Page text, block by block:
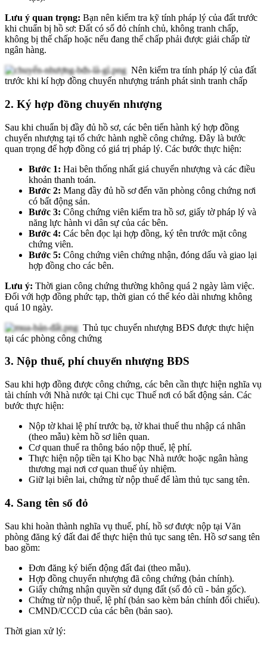
Lưu ý quan trọng: Bạn nên kiểm tra kỹ tính pháp lý của đất trước
khi chuẩn bị hồ sơ: Đất có sổ đỏ chính chủ, không tranh chấp,
không bị thế chấp hoặc nếu đang thế chấp phải được giải chấp từ
ngân hàng.
Nên kiểm tra tính pháp lý của đất
trước khi kí hợp đồng chuyển nhượng tránh phát sinh tranh chấp
2. Ký hợp đồng chuyển nhượng
Sau khi chuẩn bị đầy đủ hồ sơ, các bên tiến hành ký hợp đồng
chuyển nhượng tại tổ chức hành nghề công chứng. Đây là bước
quan trọng để hợp đồng có giá trị pháp lý. Các bước thực hiện:
Bước 1: Hai bên thống nhất giá chuyển nhượng và các điều
khoản thanh toán.
Bước 2: Mang đầy đủ hồ sơ đến văn phòng công chứng nơi
có bất động sản.
Bước 3: Công chứng viên kiểm tra hồ sơ, giấy tờ pháp lý và
năng lực hành vi dân sự của các bên.
Bước 4: Các bên đọc lại hợp đồng, ký tên trước mặt công
chứng viên.
Bước 5: Công chứng viên chứng nhận, đóng dấu và giao lại
hợp đồng cho các bên.
Lưu ý: Thời gian công chứng thường không quá 2 ngày làm việc.
Đối với hợp đồng phức tạp, thời gian có thể kéo dài nhưng không
quá 10 ngày.
Thủ tục chuyển nhượng BĐS được thực hiện
tại các phòng công chứng
3. Nộp thuế, phí chuyển nhượng BĐS
Sau khi hợp đồng được công chứng, các bên cần thực hiện nghĩa vụ
tài chính với Nhà nước tại Chi cục Thuế nơi có bất động sản. Các
bước thực hiện:
Nộp tờ khai lệ phí trước bạ, tờ khai thuế thu nhập cá nhân
(theo mẫu) kèm hồ sơ liên quan.
Cơ quan thuế ra thông báo nộp thuế, lệ phí.
Thực hiện nộp tiền tại Kho bạc Nhà nước hoặc ngân hàng
thương mại nơi cơ quan thuế ủy nhiệm.
Giữ lại biên lai, chứng từ nộp thuế để làm thủ tục sang tên.
4. Sang tên sổ đỏ
Sau khi hoàn thành nghĩa vụ thuế, phí, hồ sơ được nộp tại Văn
phòng đăng ký đất đai để thực hiện thủ tục sang tên. Hồ sơ sang tên
bao gồm:
Đơn đăng ký biến động đất đai (theo mẫu).
Hợp đồng chuyển nhượng đã công chứng (bản chính).
Giấy chứng nhận quyền sử dụng đất (sổ đỏ cũ - bản gốc).
Chứng từ nộp thuế, lệ phí (bản sao kèm bản chính đối chiếu).
CMND/CCCD của các bên (bản sao).
Thời gian xử lý: